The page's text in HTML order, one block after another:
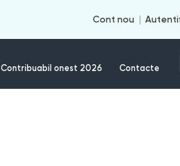
Cont nou
Contribuabil onest 2026 Contacte